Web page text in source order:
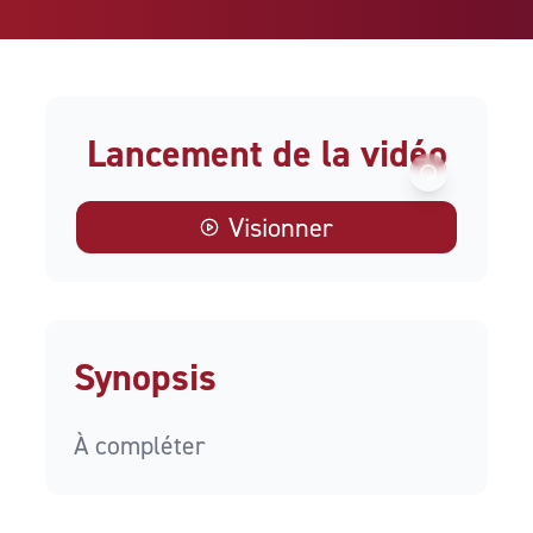
Synopsis
À compléter
Lancement de la vidéo
Visionner